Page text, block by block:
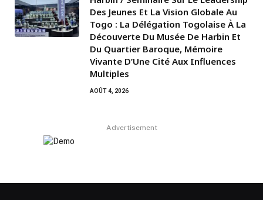
Des Jeunes Et La Vision Globale Au
Togo : La Délégation Togolaise À La
Découverte Du Musée De Harbin Et
Du Quartier Baroque, Mémoire
Vivante D’Une Cité Aux Influences
Multiples
AOÛT 4, 2026
Advertisement